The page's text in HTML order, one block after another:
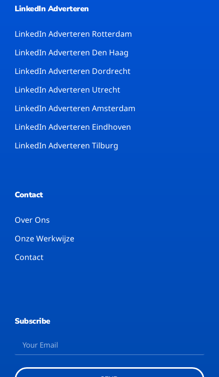
LinkedIn Adverteren
LinkedIn Adverteren Rotterdam
LinkedIn Adverteren Den Haag
LinkedIn Adverteren Dordrecht
LinkedIn Adverteren Utrecht
LinkedIn Adverteren Amsterdam
LinkedIn Adverteren Eindhoven
LinkedIn Adverteren Tilburg
Contact
Over Ons
Onze Werkwijze
Contact
Subscribe